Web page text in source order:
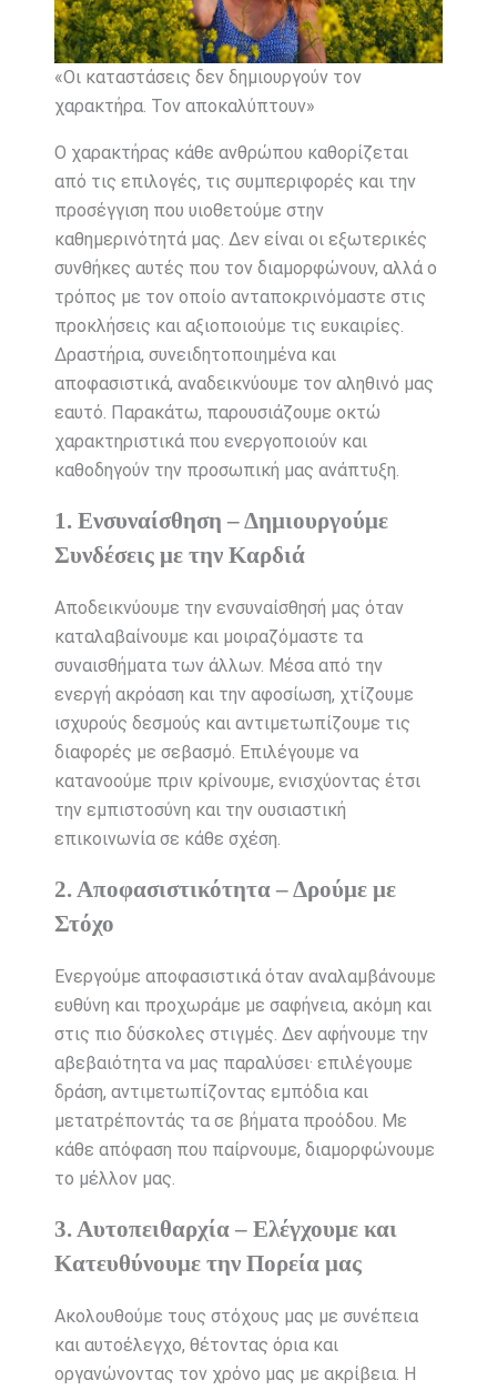
«Οι καταστάσεις δεν δημιουργούν τον
χαρακτήρα. Τον αποκαλύπτουν»
Ο χαρακτήρας κάθε ανθρώπου καθορίζεται
από τις επιλογές, τις συμπεριφορές και την
προσέγγιση που υιοθετούμε στην
καθημερινότητά μας. Δεν είναι οι εξωτερικές
συνθήκες αυτές που τον διαμορφώνουν, αλλά ο
τρόπος με τον οποίο ανταποκρινόμαστε στις
προκλήσεις και αξιοποιούμε τις ευκαιρίες.
Δραστήρια, συνειδητοποιημένα και
αποφασιστικά, αναδεικνύουμε τον αληθινό μας
εαυτό. Παρακάτω, παρουσιάζουμε οκτώ
χαρακτηριστικά που ενεργοποιούν και
καθοδηγούν την προσωπική μας ανάπτυξη.
1. Ενσυναίσθηση – Δημιουργούμε
Συνδέσεις με την Καρδιά
Αποδεικνύουμε την ενσυναίσθησή μας όταν
καταλαβαίνουμε και μοιραζόμαστε τα
συναισθήματα των άλλων. Μέσα από την
ενεργή ακρόαση και την αφοσίωση, χτίζουμε
ισχυρούς δεσμούς και αντιμετωπίζουμε τις
διαφορές με σεβασμό. Επιλέγουμε να
κατανοούμε πριν κρίνουμε, ενισχύοντας έτσι
την εμπιστοσύνη και την ουσιαστική
επικοινωνία σε κάθε σχέση.
2. Αποφασιστικότητα – Δρούμε με
Στόχο
Ενεργούμε αποφασιστικά όταν αναλαμβάνουμε
ευθύνη και προχωράμε με σαφήνεια, ακόμη και
στις πιο δύσκολες στιγμές. Δεν αφήνουμε την
αβεβαιότητα να μας παραλύσει· επιλέγουμε
δράση, αντιμετωπίζοντας εμπόδια και
μετατρέποντάς τα σε βήματα προόδου. Με
κάθε απόφαση που παίρνουμε, διαμορφώνουμε
το μέλλον μας.
3. Αυτοπειθαρχία – Ελέγχουμε και
Κατευθύνουμε την Πορεία μας
Ακολουθούμε τους στόχους μας με συνέπεια
και αυτοέλεγχο, θέτοντας όρια και
οργανώνοντας τον χρόνο μας με ακρίβεια. Η